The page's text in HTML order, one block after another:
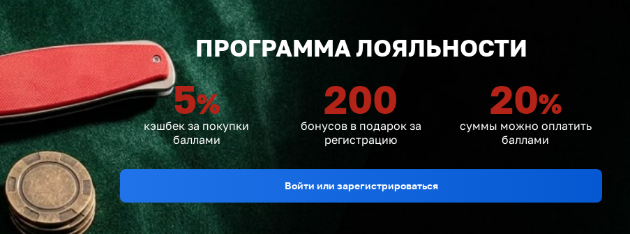
ПРОГРАММА ЛОЯЛЬНОСТИ
5%
кэшбек за покупки
баллами
200
бонусов в подарок за
регистрацию
20%
суммы можно оплатить
баллами
Войти или зарегистрироваться